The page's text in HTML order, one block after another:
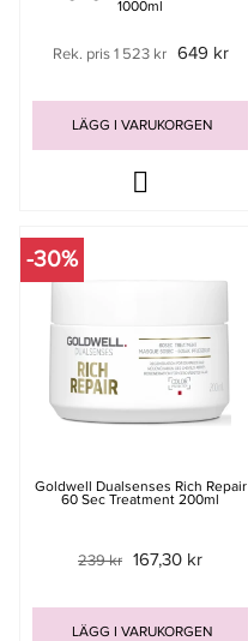
1000ml
Rek. pris 1 523 kr 649 kr
LÄGG I VARUKORGEN
-30%
Goldwell Dualsenses Rich Repair
60 Sec Treatment 200ml
239 kr 167,30 kr
LÄGG I VARUKORGEN